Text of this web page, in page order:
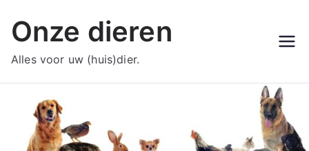
naar
inhoud
Onze dieren
Alles voor uw (huis)dier.